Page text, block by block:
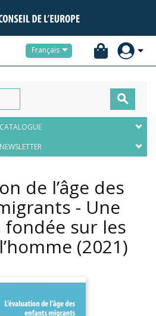
Français

CATALOGUE
NEWSLETTER
de l’âge des
- Une
sur les
(2021)